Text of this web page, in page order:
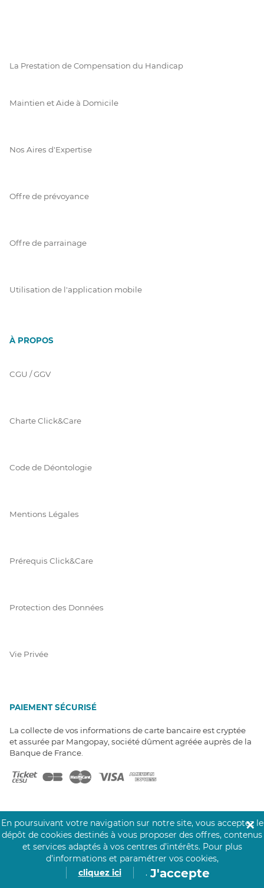
La Prestation de Compensation du Handicap
Maintien et Aide à Domicile
Nos Aires d'Expertise
Offre de prévoyance
Offre de parrainage
Utilisation de l'application mobile
À PROPOS
CGU / GGV
Charte Click&Care
Code de Déontologie
Mentions Légales
Prérequis Click&Care
Protection des Données
Vie Privée
PAIEMENT SÉCURISÉ
La collecte de vos informations de carte bancaire est cryptée
et assurée par Mangopay, société dûment agréée auprès de la
Banque de France.
NOS PARTENAIRES
Click&Care est soutenu par les Groupes
Caisse des Dépôts et MAIF.
En poursuivant votre navigation sur notre site, vous acceptez le
dépôt de cookies destinés à vous proposer des offres, contenus
et services adaptés à vos centres d’intérêts. Pour plus
d’informations et paramétrer vos cookies,
cliquez ici
. J'accepte
✕